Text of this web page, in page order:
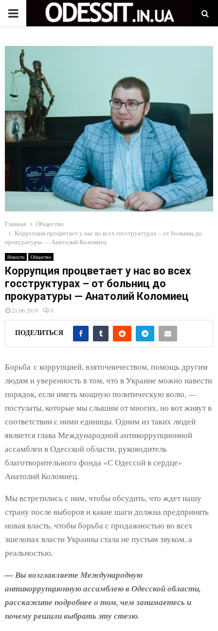
P
M
A
R
Y
E
N
U
Главная
Общество
Коррупция процветает у нас во всех госструктурах – от больниц до
прокуратуры — Анатолий Коломиец
Новости Общество
Коррупция процветает у нас во всех
госструктурах – от больниц до
прокуратуры — Анатолий Коломиец
21.06.2019 0
ПОДЕЛИТЬСЯ
Борьба с коррупцией, взяточничеством, помощь другим
людям и уверенность в том, что в Украине можно навести
порядок, если иметь мощную политическую волю, —
постулаты, которые мы слышим от многих, но вот живут в
соответствии с ними единицы. Одним из таких людей
является глава Международной антикоррупционной
ассамблеи в Одесской области, руководитель
благотворительного фонда «С Одессой в сердце»
Анатолий Коломиец.
Мы встретились с ним, чтобы обсудить, что ждет нашу
страну после выборов и какие шаги должна предпринять
новая власть, чтобы борьба с продажностью во всех
эшелонах власти Украины стала не пустым звуком, а
реальностью.
— Вы возглавляете Международную
антикоррупционную ассамблею в Одесской области,
расскажите подробнее о том, чем занимаетесь и
почему решили выбрать эту стезю.